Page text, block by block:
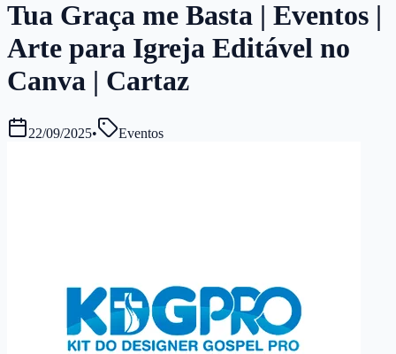
Tua Graça me Basta | Eventos |
Arte para Igreja Editável no
Canva | Cartaz
22/09/2025• Eventos